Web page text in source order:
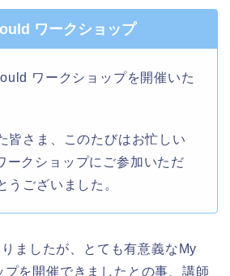
ワークショップ
ワークショップを開催いた
皆さま、このたびはお忙しい
ークショップにご参加いただ
うございました。
ましたが、とても有意義なMy
を開催できましたとの事、講師